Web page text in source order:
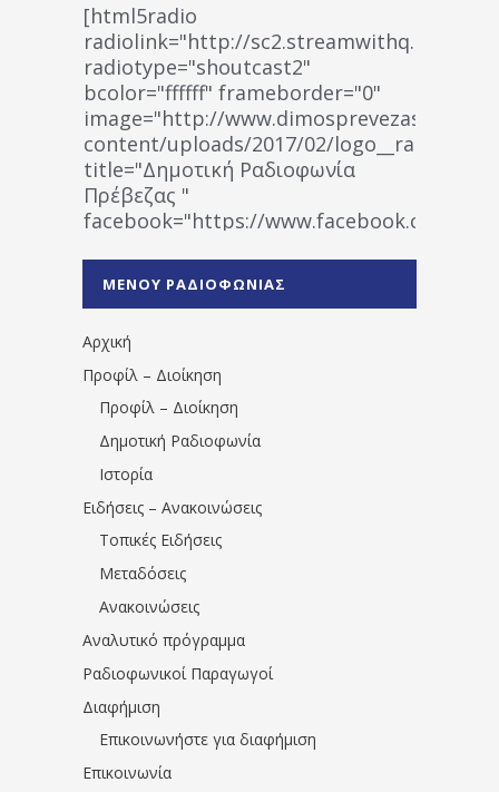
[html5radio
radiolink="http://
radiotype="shoutcast2"
bcolor="ffffff" frameborder="0"
image="http://www.dimosprevezas.gr/wp-
content/uploads/2017/02/
title="Δημοτική Ραδιοφωνία
Πρέβεζας "
facebook="https://www.facebook.com/
1531194763766854/" artist="" ]
ΜΕΝΟΥ ΡΑΔΙΟΦΩΝΙΑΣ
Αρχική
Προφίλ – Διοίκηση
Προφίλ – Διοίκηση
Δημοτική Ραδιοφωνία
Ιστορία
Ειδήσεις – Ανακοινώσεις
Τοπικές Ειδήσεις
Μεταδόσεις
Ανακοινώσεις
Αναλυτικό πρόγραμμα
Ραδιοφωνικοί Παραγωγοί
Διαφήμιση
Επικοινωνήστε για διαφήμιση
Επικοινωνία